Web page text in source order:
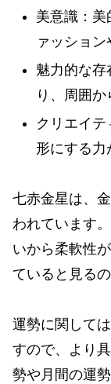
美意識：美
ァッショ
魅力的な存
り、周囲
クリエイ
形にする力
七赤金星は、
われています
いから柔軟性
ていると見る
運勢に関して
すので、より
勢や月間の運